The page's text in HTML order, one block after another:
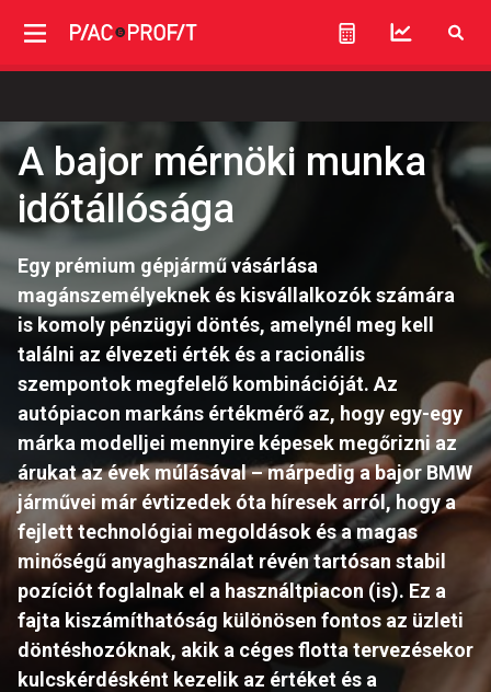
A bajor mérnöki munka
időtállósága
Egy prémium gépjármű vásárlása
magánszemélyeknek és kisvállalkozók számára
is komoly pénzügyi döntés, amelynél meg kell
találni az élvezeti érték és a racionális
szempontok megfelelő kombinációját. Az
autópiacon markáns értékmérő az, hogy egy-egy
márka modelljei mennyire képesek megőrizni az
árukat az évek múlásával – márpedig a bajor BMW
járművei már évtizedek óta híresek arról, hogy a
fejlett technológiai megoldások és a magas
minőségű anyaghasználat révén tartósan stabil
pozíciót foglalnak el a használtpiacon (is). Ez a
fajta kiszámíthatóság különösen fontos az üzleti
döntéshozóknak, akik a céges flotta tervezésekor
kulcskérdésként kezelik az értéket és a